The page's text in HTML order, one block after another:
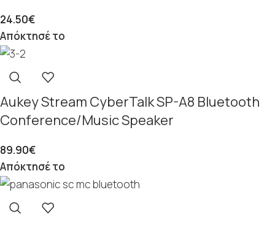
24.50€
Απόκτησέ το
Aukey Stream CyberTalk SP-A8 Bluetooth
Conference/Music Speaker
89.90€
Απόκτησέ το